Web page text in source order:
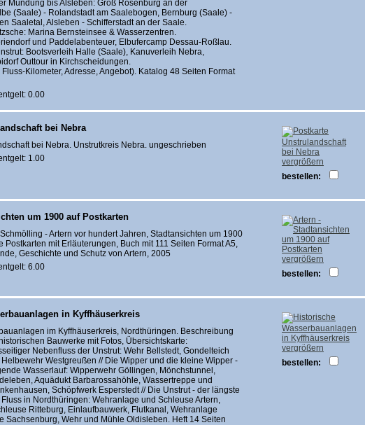
Mündung bis Alsleben: Groß Rosenburg an der
(Saale) - Rolandstadt am Saalebogen, Bernburg (Saale) -
Saaletal, Alsleben - Schifferstadt an der Saale.
Marina Bernsteinsee & Wasserzentren.
und Paddelabenteuer, Elbufercamp Dessau-Roßlau.
Bootsverleih Halle (Saale), Kanuverleih Nebra,
Outtour in Kirchscheidungen.
Kilometer, Adresse, Angebot). Katalog 48 Seiten Format
0.00
bei Nebra
bei Nebra. Unstrutkreis Nebra. ungeschrieben
1.00
vergrößern
bestellen:
um 1900 auf Postkarten
- Artern vor hundert Jahren, Stadtansichten um 1900
Postkarten mit Erläuterungen, Buch mit 111 Seiten Format A5,
Geschichte und Schutz von Artern, 2005
6.00
vergrößern
bestellen:
in Kyffhäuserkreis
im Kyffhäuserkreis, Nordthüringen. Beschreibung
Bauwerke mit Fotos, Übersichtskarte:
Nebenfluss der Unstrut: Wehr Bellstedt, Gondelteich
Westgreußen // Die Wipper und die kleine Wipper -
Wasserlauf: Wipperwehr Göllingen, Mönchstunnel,
Aquädukt Barbarossahöhle, Wassertreppe und
Schöpfwerk Esperstedt // Die Unstrut - der längste
in Nordthüringen: Wehranlage und Schleuse Artern,
Ritteburg, Einlaufbauwerk, Flutkanal, Wehranlage
Sachsenburg, Wehr und Mühle Oldisleben. Heft 14 Seiten
vergrößern
bestellen: